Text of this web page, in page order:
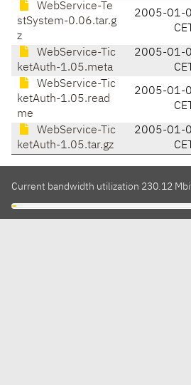
WebService-Te
stSystem-0.06.tar.g
z
2005-01-
CET
WebService-Tic
ketAuth-1.05.meta
2005-01-
CET
WebService-Tic
ketAuth-1.05.read
me
2005-01-
CET
WebService-Tic
ketAuth-1.05.tar.gz
2005-01-
CET
Current bandwidth utilization 230.12